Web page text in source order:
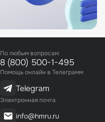
По любым вопросам
8 (800) 500-1-495
Помощь онлайн в Телеграмм
Telegram
Электронная почта
info@hmru.ru